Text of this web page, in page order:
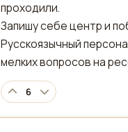
проходили.
Запишу себе центр и
Русскоязычный
мелких вопросов на
6